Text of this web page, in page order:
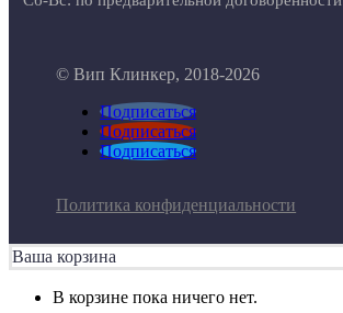
© Вип Клинкер, 2018-2026
Подписаться
Подписаться
Подписаться
Политика конфиденциальности
Ваша корзина
В корзине пока ничего нет.